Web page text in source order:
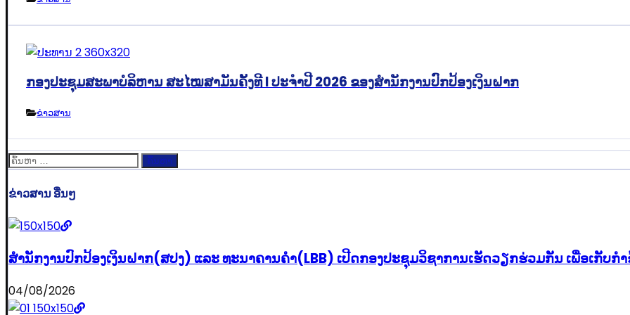
ກອງປະຊຸມສະພາບໍລິຫານ ສະໄໝສາມັນຄັ້ງທີ I ປະຈຳປີ 2026 ຂອງສຳນັກງານປົກປ້ອງເງິນຝາກ
ຂ່າວສານ
ຄົ້ນຫາ
ຂ່າວສານ ອື່ນໆ
ສຳນັກງານປົກປ້ອງເງິນຝາກ(ສປງ) ແລະ ທະນາຄານຄຳ(LBB) ເປີດກອງປະຊຸມວິຊາການເຮັດວຽກຮ່ວມກັນ ເພື່ອເກັບກ
04/08/2026